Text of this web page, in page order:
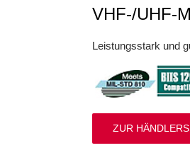
VHF-/UHF-
Leistungsstark und
ZUR